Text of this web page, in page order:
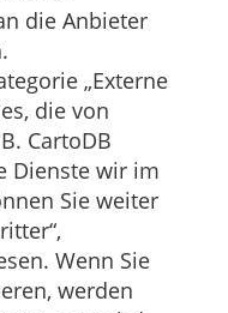
die Anbieter
„Externe
die von
CartoDB
Dienste wir im
Sie weiter
Wenn Sie
werden